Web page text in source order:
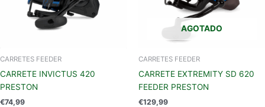
CARRETES FEEDER
CARRETE INVICTUS 420
PRESTON
€74,99
AGOTADO
CARRETES FEEDER
CARRETE EXTREMITY SD 620
FEEDER PRESTON
€129,99